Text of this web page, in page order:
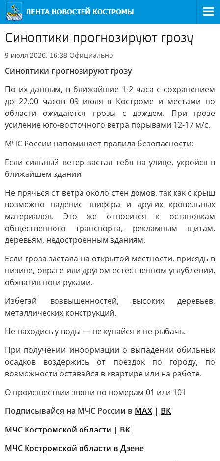
Синоптики прогнозируют грозу
9 июля 2026, 16:38 Официально
Синоптики прогнозируют грозу
По их данным, в ближайшие 1-2 часа с сохранением
до 22.00 часов 09 июля в Костроме и местами по
области ожидаются грозы с дождем. При грозе
усиление юго-восточного ветра порывами 12-17 м/с.
МЧС России напоминает правила безопасности:
Если сильный ветер застал тебя на улице, укройся в
ближайшем здании.
Не прячься от ветра около стен домов, так как с крыш
возможно падение шифера и других кровельных
материалов. Это же относится к остановкам
общественного транспорта, рекламным щитам,
деревьям, недостроенным зданиям.
Если гроза застала на открытой местности, присядь в
низине, овраге или другом естественном углублении,
обхватив ноги руками.
Избегай возвышенностей, высоких деревьев,
металлических конструкций.
Не находись у воды — не купайся и не рыбачь.
При получении информации о выпадении обильных
осадков воздержись от поездок по городу, по
возможности оставайся в квартире или на работе.
О происшествии звони по номерам 01 или 101
Подписывайся на МЧС России в MAX | ВК
МЧС Костромской области | ВК
МЧС Костромской области в Дзене